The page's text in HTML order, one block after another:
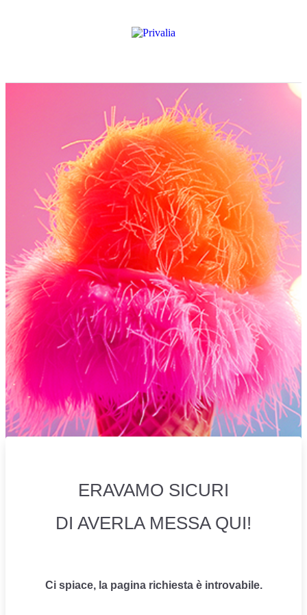
ERAVAMO SICURI
DI AVERLA MESSA QUI!
Ci spiace, la pagina richiesta è introvabile.